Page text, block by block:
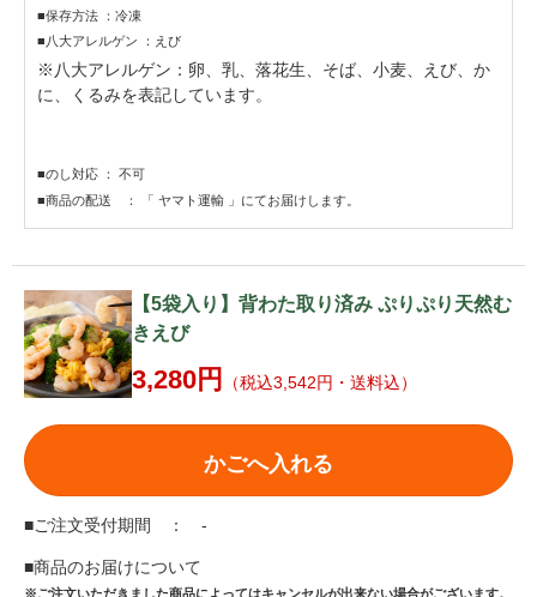
■保存方法 ：冷凍
■八大アレルゲン ：えび
※八大アレルゲン：卵、乳、落花生、そば、小麦、えび、か
に、くるみを表記しています。
■のし対応 ： 不可
■商品の配送 ： 「 ヤマト運輸 」にてお届けします。
【5袋入り】背わた取り済み ぷりぷり天然む
きえび
3,280円 （税込3,542円・送料込）
かごへ入れる
■ご注文受付期間 ： -
■商品のお届けについて
※ご注文いただきました商品によってはキャンセルが出来ない場合がございます。